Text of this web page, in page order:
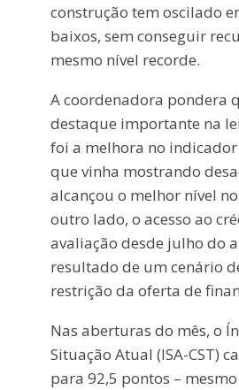
construção tem oscilado
baixos, sem conseguir
mesmo nível recorde.
A coordenadora pondera
destaque importante na
foi a melhora no
que vinha mostrando
alcançou o melhor nível
outro lado, o acesso ao
avaliação desde julho do
resultado de um cenário
restrição da oferta de
Nas aberturas do mês, o
Situação Atual (ISA-CST)
para 92,5 pontos –